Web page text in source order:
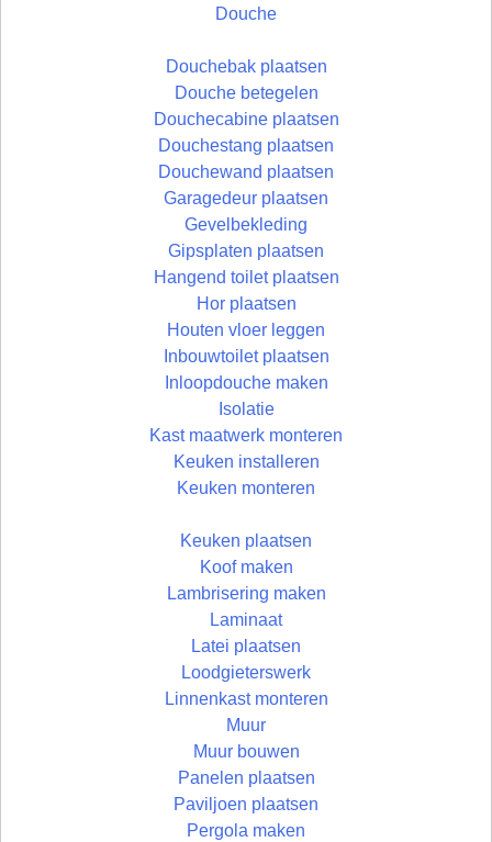
Douche
Douchebak plaatsen
Douche betegelen
Douchecabine plaatsen
Douchestang plaatsen
Douchewand plaatsen
Garagedeur plaatsen
Gevelbekleding
Gipsplaten plaatsen
Hangend toilet plaatsen
Hor plaatsen
Houten vloer leggen
Inbouwtoilet plaatsen
Inloopdouche maken
Isolatie
Kast maatwerk monteren
Keuken installeren
Keuken monteren
Keuken plaatsen
Koof maken
Lambrisering maken
Laminaat
Latei plaatsen
Loodgieterswerk
Linnenkast monteren
Muur
Muur bouwen
Panelen plaatsen
Paviljoen plaatsen
Pergola maken